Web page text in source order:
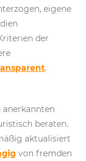
eigene
der
.
anerkannten
beraten.
aktualisiert
von fremden